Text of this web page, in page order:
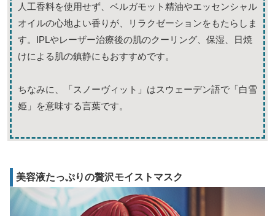
人工香料を使用せず、ベルガモット精油やエッセンシャル
オイルの心地よい香りが、リラクゼーションをもたらしま
す。IPLやレーザー治療後の肌のクーリング、保湿、日焼
けによる肌の鎮静にもおすすめです。
ちなみに、「スノーヴィット」はスウェーデン語で「白雪
姫」を意味する言葉です。
美容液たっぷりの贅沢モイストマスク